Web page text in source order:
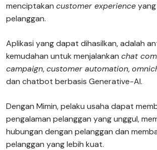
menciptakan customer experience
pelanggan.
Aplikasi yang dapat dihasilkan, adalah
kemudahan untuk menjalankan chat
campaign,customer automation,
dan chatbot berbasis Generative-AI.
Dengan Mimin, pelaku usaha dapat
pengalaman pelanggan yang unggul,
hubungan dengan pelanggan dan
pelanggan yang lebih kuat.